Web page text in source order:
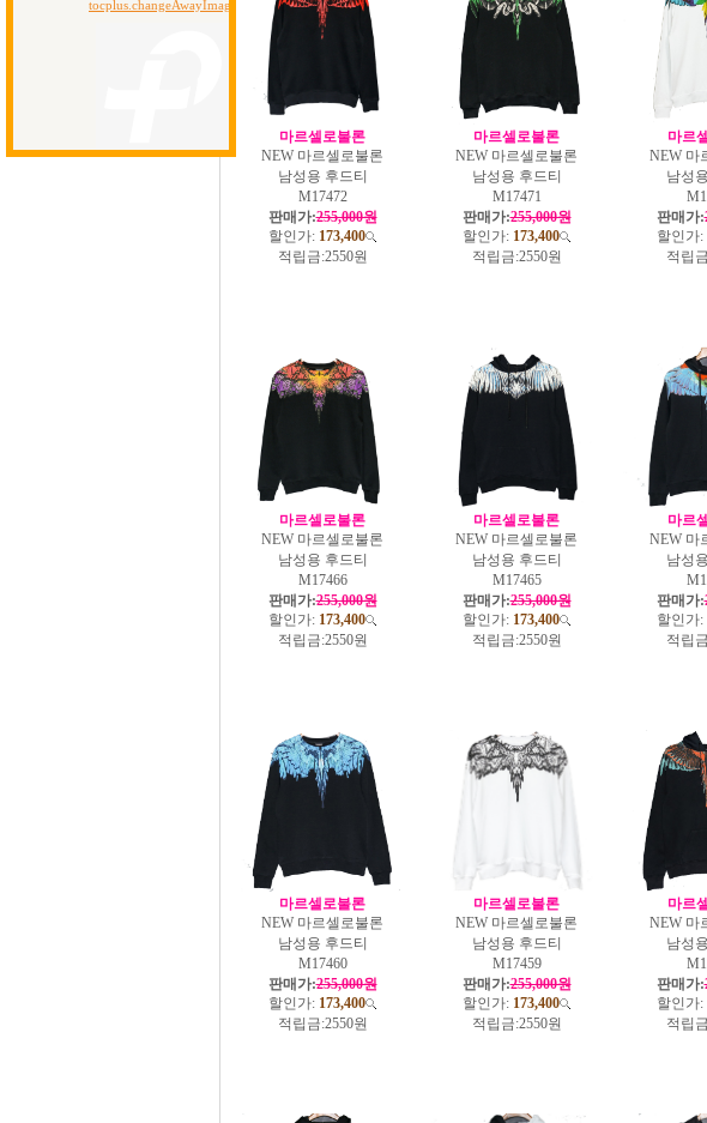
마르셀로불론
NEW 마르셀로불론
남성용 후드티
M17472
판매가:255,000원
할인가: 173,400
적립금:2550원
마르셀로불론
NEW 마르셀로불론
남성용 후드티
M17471
판매가:255,000원
할인가: 173,400
적립금:2550원
마르
NEW 마
남성
판매가:
할인가:
적립
마르셀로불론
NEW 마르셀로불론
남성용 후드티
M17466
판매가:255,000원
할인가: 173,400
적립금:2550원
마르셀로불론
NEW 마르셀로불론
남성용 후드티
M17465
판매가:255,000원
할인가: 173,400
적립금:2550원
마르
NEW 마
남성
판매가:
할인가:
적립
마르셀로불론
NEW 마르셀로불론
남성용 후드티
M17460
판매가:255,000원
할인가: 173,400
적립금:2550원
마르셀로불론
NEW 마르셀로불론
남성용 후드티
M17459
판매가:255,000원
할인가: 173,400
적립금:2550원
마르
NEW 마
남성
판매가:
할인가:
적립